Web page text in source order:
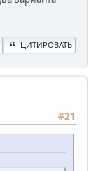
ЦИТИРОВАТЬ
#21